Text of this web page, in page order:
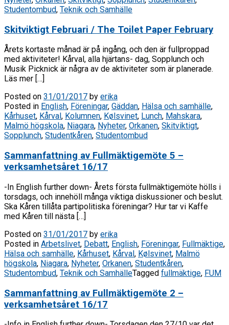
Studentombud, Teknik och Samhälle
Skitviktigt Februari / The Toilet Paper February
Årets kortaste månad är på ingång, och den är fullproppad
med aktiviteter! Kårval, alla hjärtans- dag, Sopplunch och
Musik Picknick är några av de aktiviteter som är planerade.
Läs mer […]
Posted on 31/01/2017 by erika
Posted in English, Föreningar, Gäddan, Hälsa och samhälle,
Kårhuset, Kårval , Kolumnen, Kølsvinet, Lunch, Mahskara,
Malmö högskola, Niagara, Nyheter, Orkanen, Skitviktigt,
Sopplunch, Studentkåren, Studentombud
Sammanfattning av Fullmäktigemöte 5 –
verksamhetsåret 16/17
-In English further down- Årets första fullmäktigemöte hölls i
torsdags, och innehöll många viktiga diskussioner och beslut.
Ska Kåren tillåta partipolitiska föreningar? Hur tar vi Kaffe
med Kåren till nästa […]
Posted on 31/01/2017 by erika
Posted in Arbetslivet, Debatt, English, Föreningar, Fullmäktige,
Hälsa och samhälle, Kårhuset, Kårval, Kølsvinet, Malmö
högskola, Niagara, Nyheter, Orkanen, Studentkåren,
Studentombud, Teknik och SamhälleTagged fullmäktige, FUM
Sammanfattning av Fullmäktigemöte 2 –
verksamhetsåret 16/17